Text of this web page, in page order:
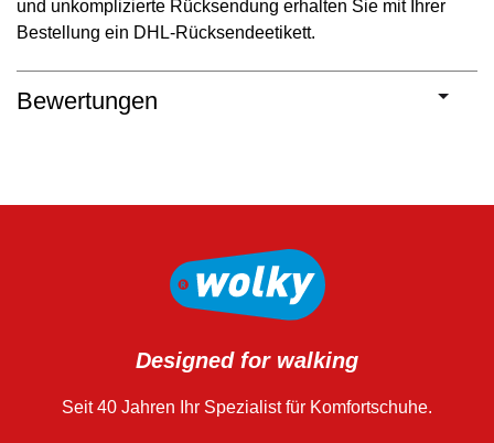
und unkomplizierte Rücksendung erhalten Sie mit Ihrer
Bestellung ein DHL-Rücksendeetikett.
Bewertungen
Designed for walking
Seit 40 Jahren Ihr Spezialist für Komfortschuhe.